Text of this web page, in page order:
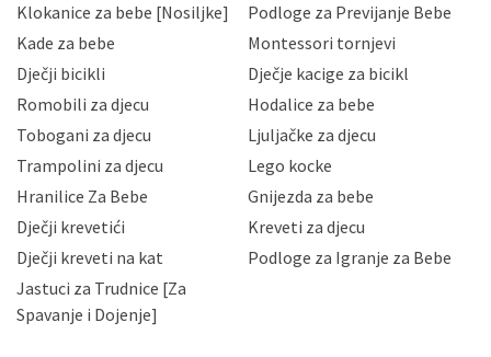
Hrvatske, a uvijek uz primjenu odgovarajućih tehničkih i
sigurnosnih mjera zaštite osobnih podataka od
neovlaštenog pristupa, zlouporabe, otkrivanja,
gubitka ili uništenja. Mae.hr štiti privatnost svojih
korisnika i posjetitelja web stranica, čuva povjerljivost
Vaših osobnih podataka te omogućava pristup i
priopćavanje osobnih podataka samo onim svojim
zaposlenicima kojima su isti potrebni radi provedbe
slučajevima koji su dozvoljeni zakonima. Napominjemo
da možete u svako doba, u potpunosti ili djelomice,
zatražiti prestanak aktivnosti obrade Vaših osobnih
podataka. Opoziv privole možete podnijeti poštom na
gore navedenu adresu ili e-mailom na adresu:
Klokanice za bebe [Nosiljke]
Podloge za Previjanje Bebe
Kade za bebe
Montessori tornjevi
Dječji bicikli
Dječje kacige za bicikl
Romobili za djecu
Hodalice za bebe
Tobogani za djecu
Ljuljačke za djecu
Trampolini za djecu
Lego kocke
Hranilice Za Bebe
Gnijezda za bebe
Dječji krevetići
Kreveti za djecu
Dječji kreveti na kat
Podloge za Igranje za Bebe
Jastuci za Trudnice [Za
Spavanje i Dojenje]